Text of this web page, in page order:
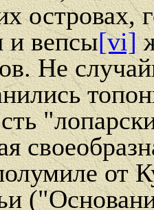
островах,
и вепсы[vi]
Не
от